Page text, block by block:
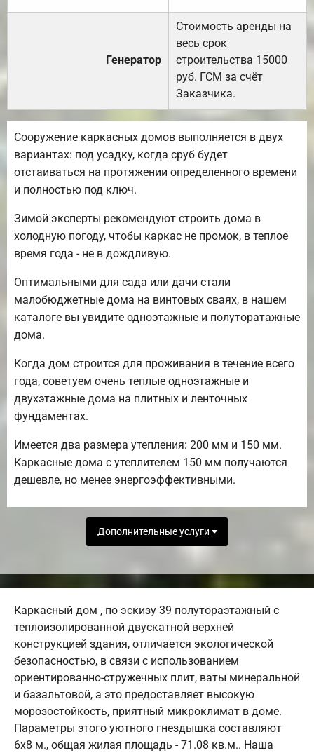
Генератор
Стоимость аренды на
весь срок
строительства 15000
руб. ГСМ за счёт
Заказчика.
Сооружение каркасных домов выполняется в двух
вариантах: под усадку, когда сруб будет
отстаиваться на протяжении определенного времени
и полностью под ключ.
Зимой эксперты рекомендуют строить дома в
холодную погоду, чтобы каркас не промок, в теплое
время года - не в дождливую.
Оптимальными для сада или дачи стали
малобюджетные дома на винтовых сваях, в нашем
каталоге вы увидите одноэтажные и полуторатажные
дома.
Когда дом строится для проживания в течение всего
года, советуем очень теплые одноэтажные и
двухэтажные дома на плитных и ленточных
фундаментах.
Имеется два размера утепления: 200 мм и 150 мм.
Каркасные дома с утеплителем 150 мм получаются
дешевле, но менее энергоэффективными.
Дополнительные услуги
Каркасный дом , по эскизу 39 полутораэтажный с
теплоизолированной двускатной верхней
конструкцией здания, отличается экологической
безопасностью, в связи с использованием
ориентированно-стружечных плит, ваты минеральной
и базальтовой, а это предоставляет высокую
морозостойкость, приятный микроклимат в доме.
Параметры этого уютного гнездышка составляют
6х8 м., общая жилая площадь - 71.08 кв.м.. Наша